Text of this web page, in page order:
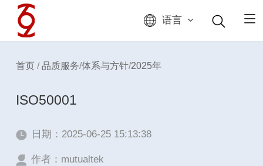
语言
首页/品质服务/体系与方针/2025年
ISO50001
日期：2025-06-25 15:13:38
作者：mutualtek